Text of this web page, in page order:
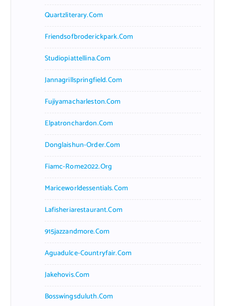
Quartzliterary.com
Friendsofbroderickpark.com
Studiopiattellina.com
Jannagrillspringfield.com
Fujiyamacharleston.com
Elpatronchardon.com
Donglaishun-Order.com
Fiamc-Rome2022.org
Mariceworldessentials.com
Lafisheriarestaurant.com
915jazzandmore.com
Aguadulce-Countryfair.com
Jakehovis.com
Bosswingsduluth.com